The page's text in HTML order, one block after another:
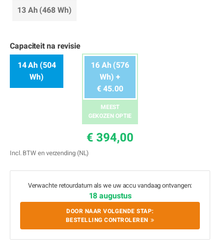
13 Ah (468 Wh)
Capaciteit na revisie
14 Ah (504
Wh)
16 Ah (576
Wh) +
€ 45.00
MEEST
GEKOZEN OPTIE
€ 394,00
Incl. BTW en verzending (NL)
Verwachte retourdatum als we uw accu vandaag ontvangen:
18 augustus
DOOR NAAR VOLGENDE STAP:
BESTELLING CONTROLEREN